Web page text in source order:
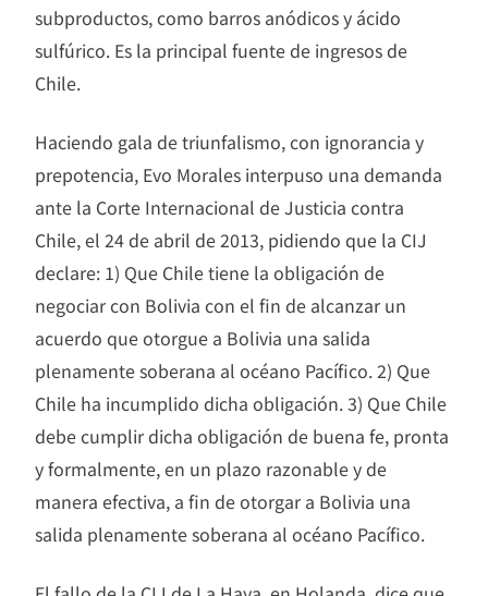
subproductos, como barros anódicos y ácido
sulfúrico. Es la principal fuente de ingresos de
Chile.
Haciendo gala de triunfalismo, con ignorancia y
prepotencia, Evo Morales interpuso una demanda
ante la Corte Internacional de Justicia contra
Chile, el 24 de abril de 2013, pidiendo que la CIJ
declare: 1) Que Chile tiene la obligación de
negociar con Bolivia con el fin de alcanzar un
acuerdo que otorgue a Bolivia una salida
plenamente soberana al océano Pacífico. 2) Que
Chile ha incumplido dicha obligación. 3) Que Chile
debe cumplir dicha obligación de buena fe, pronta
y formalmente, en un plazo razonable y de
manera efectiva, a fin de otorgar a Bolivia una
salida plenamente soberana al océano Pacífico.